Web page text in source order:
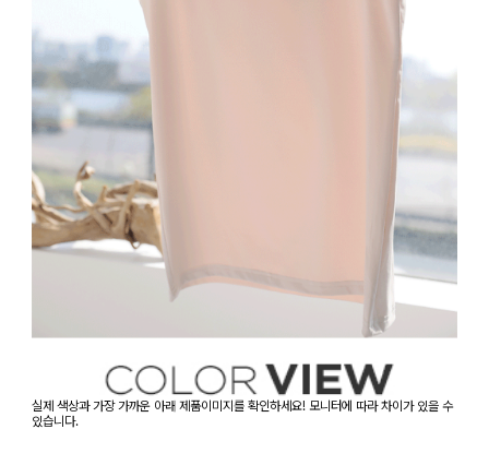
실제 색상과 가장 가까운 아래 제품이미지를 확인하세요! 모니터에 따라 차이가 있을 수
있습니다.